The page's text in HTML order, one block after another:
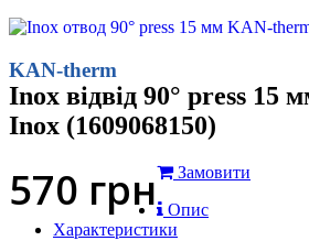
KAN-therm
Inox відвід 90° press 15
Inox (1609068150)
570 грн
Замовити
Опис
Характеристики